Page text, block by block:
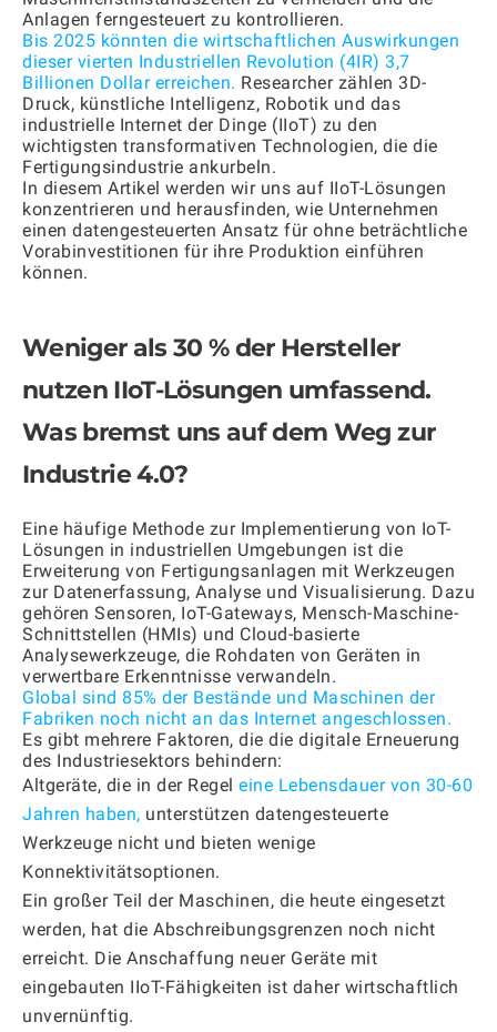
Anlagen ferngesteuert zu kontrollieren.
Bis 2025 könnten die wirtschaftlichen Auswirkungen
dieser vierten Industriellen Revolution (4IR) 3,7
Billionen Dollar erreichen. Researcher zählen 3D-
Druck, künstliche Intelligenz, Robotik und das
industrielle Internet der Dinge (IIoT) zu den
wichtigsten transformativen Technologien, die die
Fertigungsindustrie ankurbeln.
In diesem Artikel werden wir uns auf IIoT-Lösungen
konzentrieren und herausfinden, wie Unternehmen
einen datengesteuerten Ansatz für ohne beträchtliche
Vorabinvestitionen für ihre Produktion einführen
können.
Weniger als 30 % der Hersteller
nutzen IIoT-Lösungen umfassend.
Was bremst uns auf dem Weg zur
Industrie 4.0?
Eine häufige Methode zur Implementierung von IoT-
Lösungen in industriellen Umgebungen ist die
Erweiterung von Fertigungsanlagen mit Werkzeugen
zur Datenerfassung, Analyse und Visualisierung. Dazu
gehören Sensoren, IoT-Gateways, Mensch-Maschine-
Schnittstellen (HMIs) und Cloud-basierte
Analysewerkzeuge, die Rohdaten von Geräten in
verwertbare Erkenntnisse verwandeln.
Global sind 85% der Bestände und Maschinen der
Fabriken noch nicht an das Internet angeschlossen.
Es gibt mehrere Faktoren, die die digitale Erneuerung
des Industriesektors behindern:
Altgeräte, die in der Regel eine Lebensdauer von 30-60
Jahren haben, unterstützen datengesteuerte
Werkzeuge nicht und bieten wenige
Konnektivitätsoptionen.
Ein großer Teil der Maschinen, die heute eingesetzt
werden, hat die Abschreibungsgrenzen noch nicht
erreicht. Die Anschaffung neuer Geräte mit
eingebauten IIoT-Fähigkeiten ist daher wirtschaftlich
unvernünftig.